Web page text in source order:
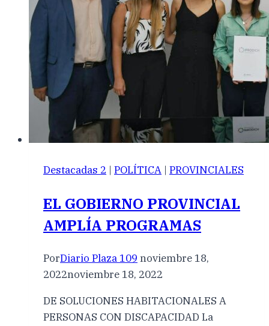
Destacadas 2 | POLÍTICA | PROVINCIALES
EL GOBIERNO PROVINCIAL
AMPLÍA PROGRAMAS
PorDiario Plaza 109 noviembre 18,
2022noviembre 18, 2022
DE SOLUCIONES HABITACIONALES A
PERSONAS CON DISCAPACIDAD La